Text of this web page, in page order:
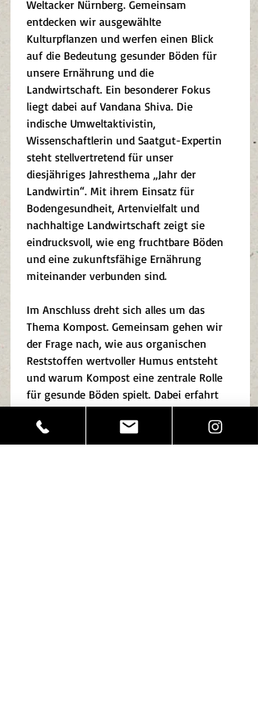
Weltacker Nürnberg. Gemeinsam
entdecken wir ausgewählte
Kulturpflanzen und werfen einen Blick
auf die Bedeutung gesunder Böden für
unsere Ernährung und die
Landwirtschaft. Ein besonderer Fokus
liegt dabei auf Vandana Shiva. Die
indische Umweltaktivistin,
Wissenschaftlerin und Saatgut-Expertin
steht stellvertretend für unser
diesjähriges Jahresthema „Jahr der
Landwirtin“. Mit ihrem Einsatz für
Bodengesundheit, Artenvielfalt und
nachhaltige Landwirtschaft zeigt sie
eindrucksvoll, wie eng fruchtbare Böden
und eine zukunftsfähige Ernährung
miteinander verbunden sind.
Im Anschluss dreht sich alles um das
Thema Kompost. Gemeinsam gehen wir
der Frage nach, wie aus organischen
Reststoffen wertvoller Humus entsteht
und warum Kompost eine zentrale Rolle
für gesunde Böden spielt. Dabei erfahrt
ihr, was sich zum Kompostieren eignet,
welche Prozesse im Kompost ablaufen
und wie ihr mit einfachen Mitteln einen